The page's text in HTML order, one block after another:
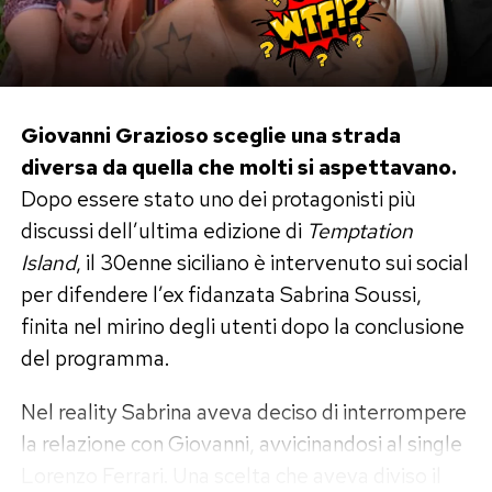
animalier sopra il costume e infine avvolta
soltanto in un asciugamano nella camera
d’albergo.
Il momento più bello è con Nathan
Falco
Tra le fotografie condivise da Elisabetta
Gregoraci, quelle che hanno raccolto più
apprezzamenti sono dedicate al figlio Nathan
Falco, nato dal matrimonio con Flavio Briatore.
Mamma e figlio appaiono sorridenti durante una
serata trascorsa insieme in un locale affacciato
sul mare, tra musica, luci e atmosfera estiva.
Giovanni Grazioso sceglie una strada
diversa da quella che molti si aspettavano.
Dopo essere stato uno dei protagonisti più
discussi dell’ultima edizione di Temptation
Island, il 30enne siciliano è intervenuto sui social
per difendere l’ex fidanzata Sabrina Soussi,
finita nel mirino degli utenti dopo la conclusione
del programma.
Nel reality Sabrina aveva deciso di interrompere
la relazione con Giovanni, avvicinandosi al single